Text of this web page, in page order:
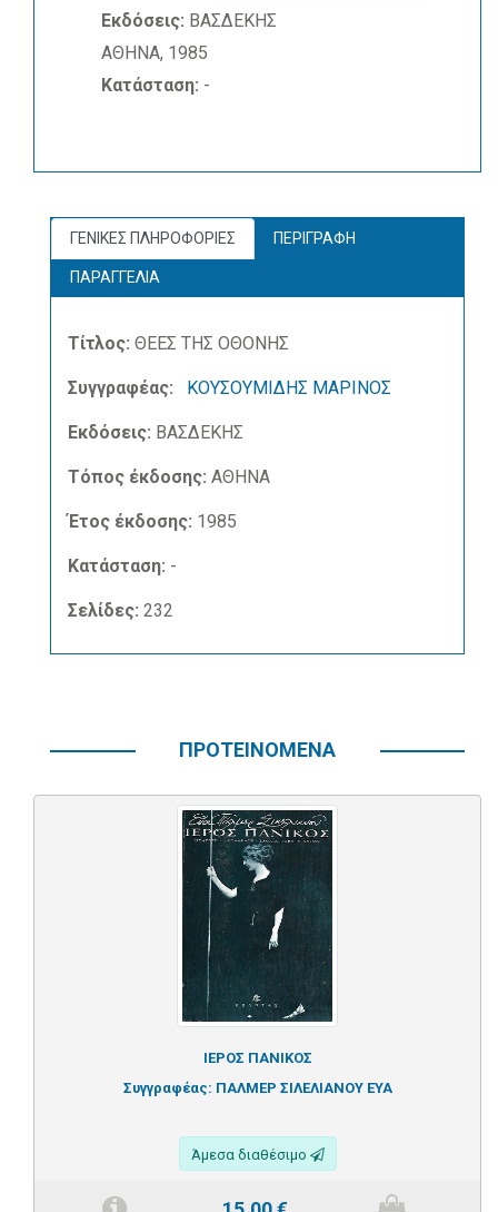
Εκδόσεις: ΒΑΣΔΕΚΗΣ
ΑΘΗΝΑ, 1985
Κατάσταση: -
ΓΕΝΙΚΕΣ ΠΛΗΡΟΦΟΡΙΕΣ ΠΕΡΙΓΡΑΦΗ
ΠΑΡΑΓΓΕΛΙΑ
Τίτλος: ΘΕΕΣ ΤΗΣ ΟΘΟΝΗΣ
Συγγραφέας: ΚΟΥΣΟΥΜΙΔΗΣ ΜΑΡΙΝΟΣ
Εκδόσεις: ΒΑΣΔΕΚΗΣ
Τόπος έκδοσης: ΑΘΗΝΑ
Έτος έκδοσης: 1985
Κατάσταση: -
Σελίδες: 232
ΠΡΟΤΕΙΝΟΜΕΝΑ
ΙΕΡΟΣ ΠΑΝΙΚΟΣ
Συγγραφέας: ΠΑΛΜΕΡ ΣΙΛΕΛΙΑΝΟΥ ΕΥΑ
Άμεσα διαθέσιμο